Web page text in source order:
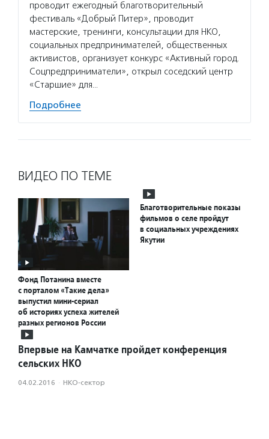
проводит ежегодный благотворительный
фестиваль «Добрый Питер», проводит
мастерские, тренинги, консультации для НКО,
социальных предпринимателей, общественных
активистов, организует конкурс «Активный город.
Соцпредприниматели», открыл соседский центр
«Старшие» для…
Подробнее
ВИДЕО ПО ТЕМЕ
Фонд Потанина вместе
с порталом «Такие дела»
выпустил мини-сериал
об историях успеха жителей
разных регионов России
Благотворительные показы
фильмов о селе пройдут
в социальных учреждениях
Якутии
Впервые на Камчатке пройдет конференция
сельских НКО
04.02.2016 · НКО-сектор